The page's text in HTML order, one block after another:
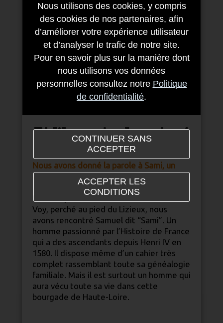
Nous utilisons des cookies, y compris
des cookies de nos partenaires, afin
d’améliorer votre expérience utilisateur
et d’analyser le trafic de notre site.
Pour en savoir plus sur la manière dont
nous utilisons vos données
personnelles consultez notre Politique
de confidentialité.
CONTINUER SANS
ACCEPTER
ACCEPTER LES
CONDITIONS
Et l’humain dans tout
ça ?
Nous avons donné la parole à Sami, un
altiligérien pure souche.
Dans un petit hameau du Mazet Saint
Voy, perché au pied du Lizieux, nous
avons rencontré Samuel dit “Sami”. Un
homme passionné par l’Histoire de France
qui a des ascendants depuis Henri IV en
1580. Il dispose même d’un cahier très
complet rassemblant toute sa généalogie
familiale. Mais il est surtout un homme qui
aura vécu toute sa vie dans cette
bourgade de Haute-Loire.